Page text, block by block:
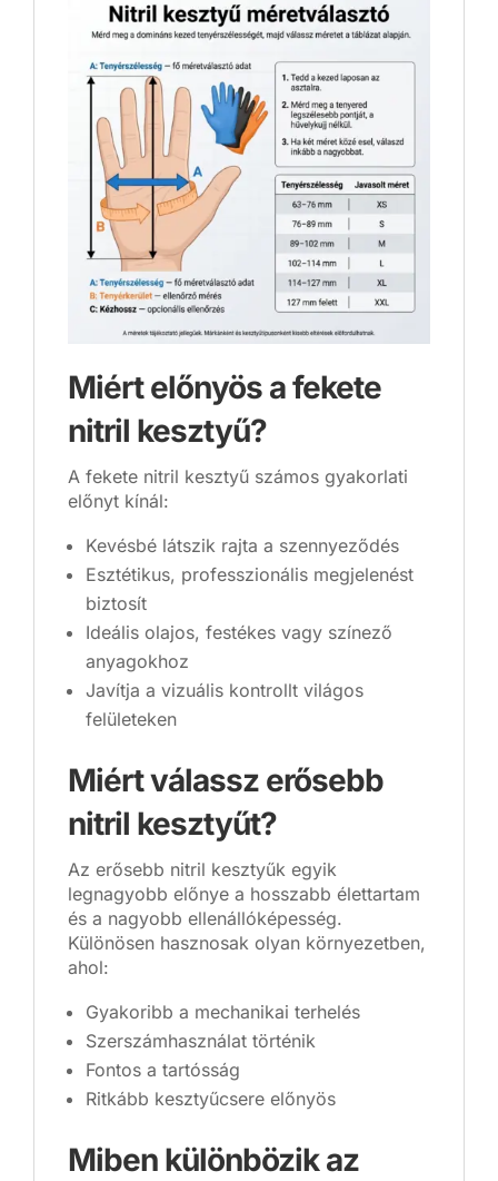
Miért előnyös a fekete
nitril kesztyű?
A fekete nitril kesztyű számos gyakorlati
előnyt kínál:
Kevésbé látszik rajta a szennyeződés
Esztétikus, professzionális megjelenést
biztosít
Ideális olajos, festékes vagy színező
anyagokhoz
Javítja a vizuális kontrollt világos
felületeken
Miért válassz erősebb
nitril kesztyűt?
Az erősebb nitril kesztyűk egyik
legnagyobb előnye a hosszabb élettartam
és a nagyobb ellenállóképesség.
Különösen hasznosak olyan környezetben,
ahol:
Gyakoribb a mechanikai terhelés
Szerszámhasználat történik
Fontos a tartósság
Ritkább kesztyűcsere előnyös
Miben különbözik az